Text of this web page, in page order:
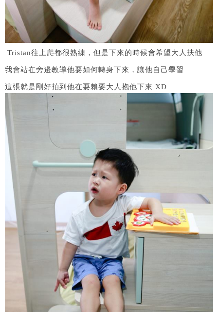
Tristan往上爬都很熟練，但是下來的時候會希望大人扶他
我會站在旁邊教導他要如何轉身下來，讓他自己學習
這張就是剛好拍到他在耍賴要大人抱他下來 XD